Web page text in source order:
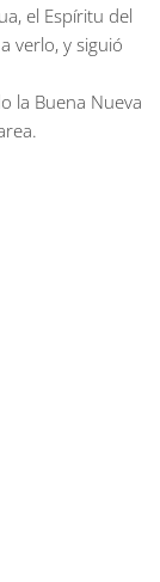
el Espíritu del
verlo, y siguió
la Buena Nueva